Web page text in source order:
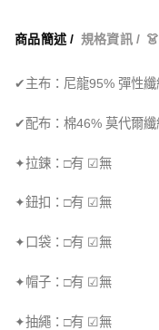
商品簡述 / 規格資訊 /
✔主布：尼龍95% 彈性纖
✔配布：棉46% 莫代爾
✦拉鍊：□有 ☑無
✦鈕扣：□有 ☑無
✦口袋：□有 ☑無
✦帽子：□有 ☑無
✦抽繩：□有 ☑無